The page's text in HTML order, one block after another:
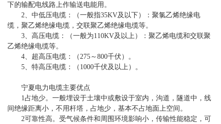
下的输配电线路上作输送电能用。
2、中低压电缆：（一般指35KV及以下）：聚氯乙烯绝缘电
缆，聚乙烯绝缘电缆，交联聚乙烯绝缘电缆等。
3、高压电缆：（一般为110KV及以上）：聚乙烯电缆和交联聚
乙烯绝缘电缆等。
4、超高压电缆：（275～800千伏）。
5、特高压电缆：（1000千伏及以上）。
宁夏电力电缆主要优点
1占地少。一般埋设于土壤中或敷设于室内，沟道，隧道中，线
间绝缘距离小，不用杆塔，占地少，基本不占地面上空间。
2可靠性高。受气候条件和周围环境影响小，传输性能稳定，可